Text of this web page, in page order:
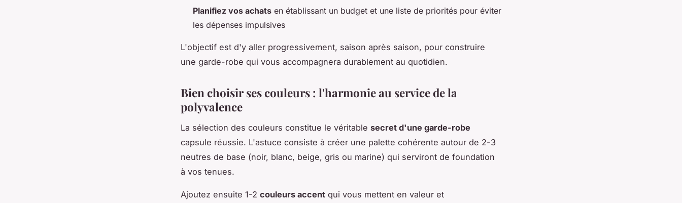
Planifiez vos achats en établissant un budget et une liste de priorités pour éviter
les dépenses impulsives
L'objectif est d'y aller progressivement, saison après saison, pour construire
une garde-robe qui vous accompagnera durablement au quotidien.
Bien choisir ses couleurs : l'harmonie au service de la
polyvalence
La sélection des couleurs constitue le véritable secret d'une garde-robe
capsule réussie. L'astuce consiste à créer une palette cohérente autour de 2-3
neutres de base (noir, blanc, beige, gris ou marine) qui serviront de foundation
à vos tenues.
Ajoutez ensuite 1-2 couleurs accent qui vous mettent en valeur et